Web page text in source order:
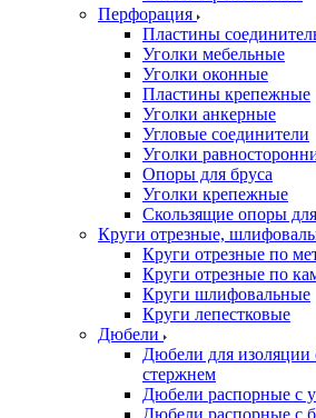
Перфорация
Пластины
Уголки мебельные
Уголки оконные
Пластины крепежные
Уголки анкерные
Угловые соединители
Уголки
Опоры для бруса
Уголки крепежные
Скользящие опоры
Круги отрезные,
Круги отрезные по
Круги отрезные по
Круги шлифовальные
Круги лепестковые
Дюбели
Дюбели для изоляции
стержнем
Дюбели распорные с
Дюбели распорные c